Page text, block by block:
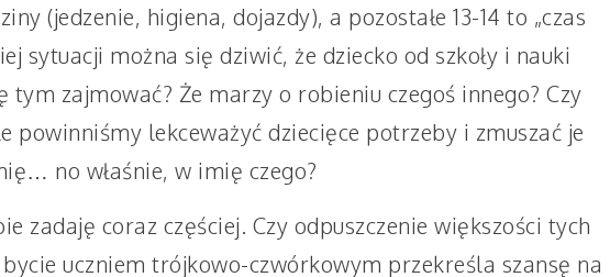
(jedzenie, higiena, dojazdy), a pozostałe 13-14 to „czas
sytuacji można się dziwić, że dziecko od szkoły i nauki
tym zajmować? Że marzy o robieniu czegoś innego? Czy
powinniśmy lekceważyć dziecięce potrzeby i zmuszać je
no właśnie, w imię czego?
zadaję coraz częściej. Czy odpuszczenie większości tych
uczniem trójkowo-czwórkowym przekreśla szansę na